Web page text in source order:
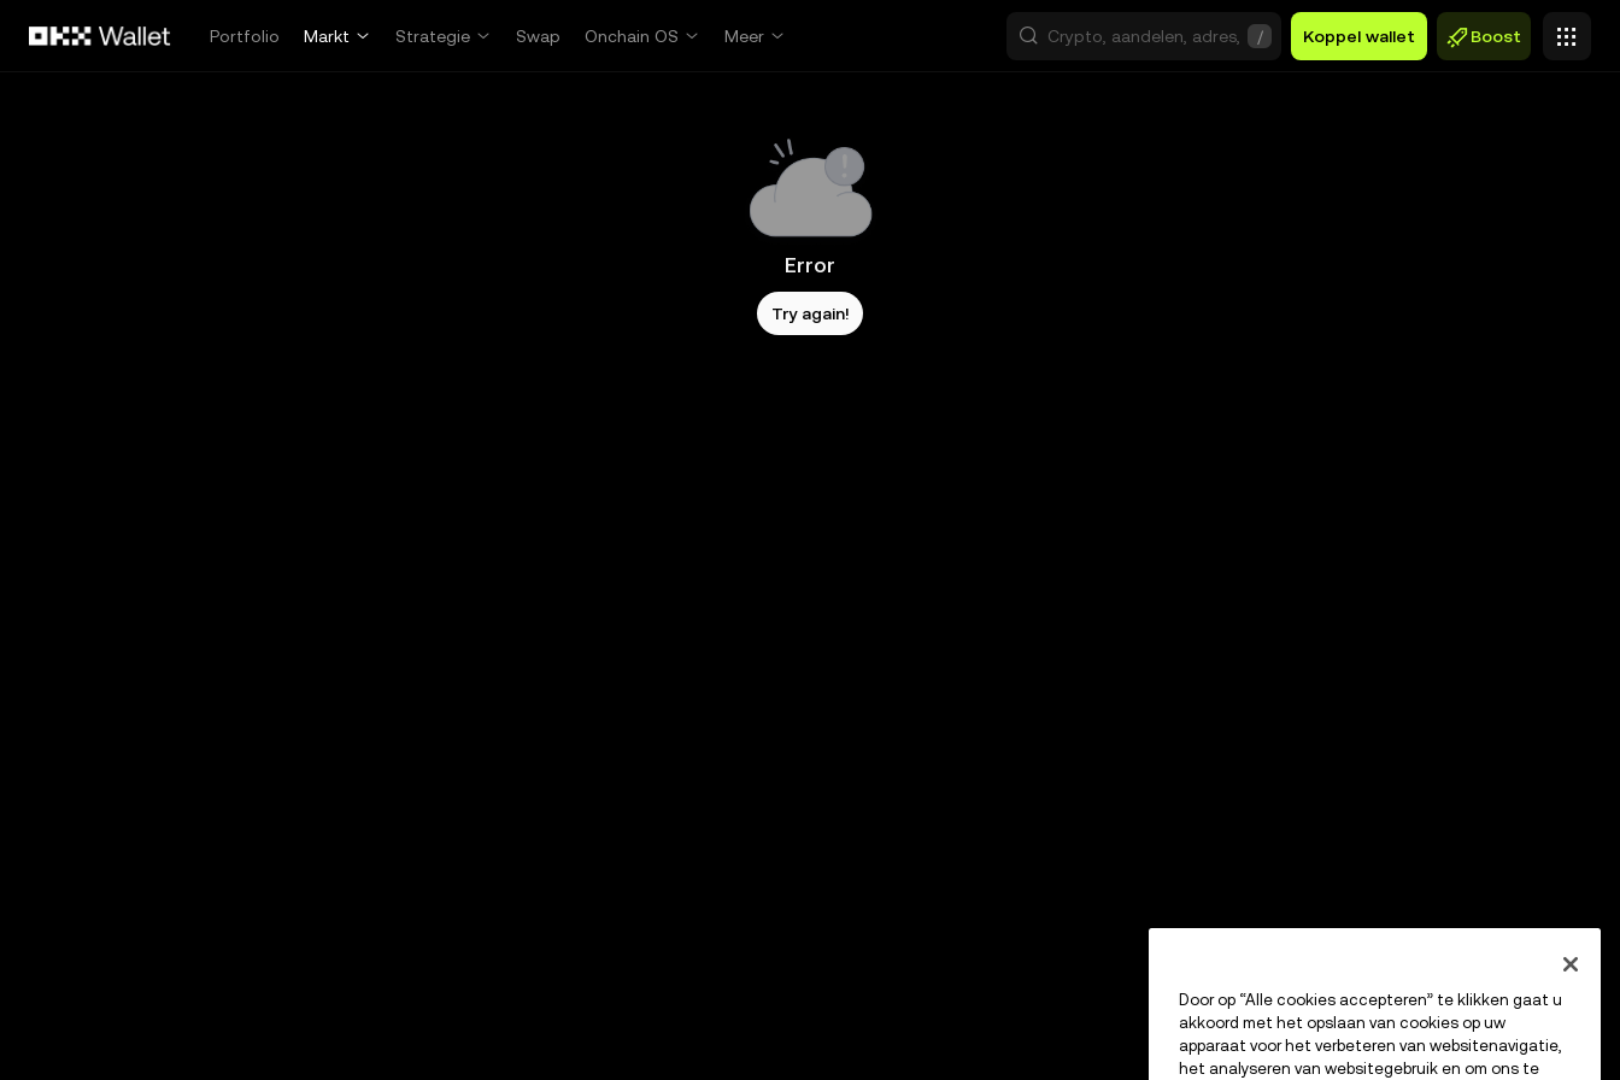
Portfolio
Markt Strategie Swap Onchain OS Meer / Koppel wallet Boost
Error
Try again!
Door op “Alle cookies accepteren” te klikken gaat u
akkoord met het opslaan van cookies op uw
apparaat voor het verbeteren van websitenavigatie,
het analyseren van websitegebruik en om ons te